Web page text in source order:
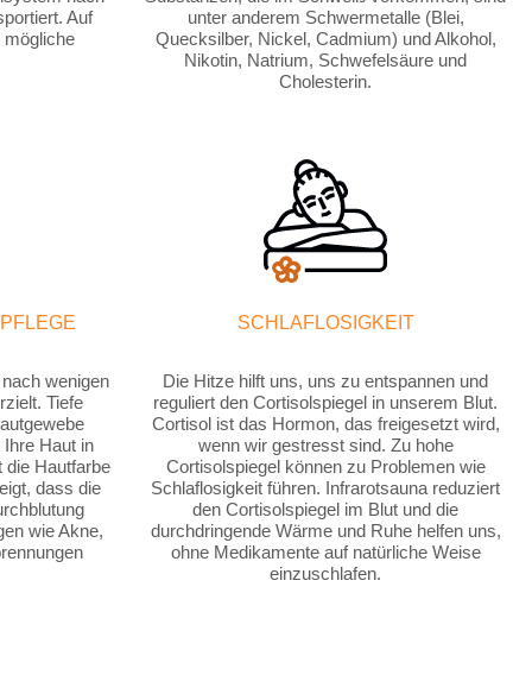
Auf
unter anderem Schwermetalle (Blei,
Quecksilber, Nickel, Cadmium) und Alkohol,
Nikotin, Natrium, Schwefelsäure und
Cholesterin.
wenigen
Tiefe
Haut in
Hautfarbe
dass die
wie Akne,
SCHLAFLOSIGKEIT
Die Hitze hilft uns, uns zu entspannen und
reguliert den Cortisolspiegel in unserem Blut.
Cortisol ist das Hormon, das freigesetzt wird,
wenn wir gestresst sind. Zu hohe
Cortisolspiegel können zu Problemen wie
Schlaflosigkeit führen. Infrarotsauna reduziert
den Cortisolspiegel im Blut und die
durchdringende Wärme und Ruhe helfen uns,
ohne Medikamente auf natürliche Weise
einzuschlafen.